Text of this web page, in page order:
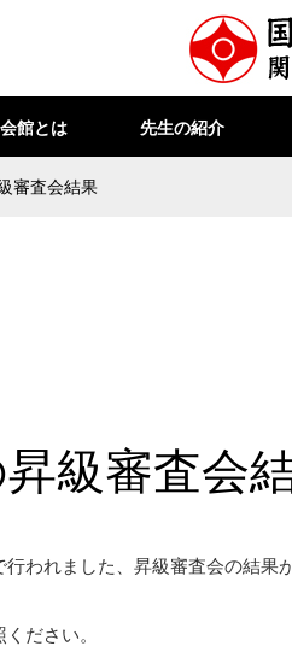
館とは 先生の紹介
審査会結果
級審査会
われました、昇級審査会の結果
ください。